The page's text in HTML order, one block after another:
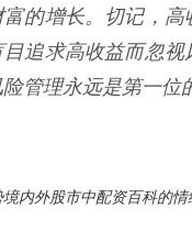
的增长。切记，高
追求高收益而忽视
管理永远是第一位
内外股市中配资百科的